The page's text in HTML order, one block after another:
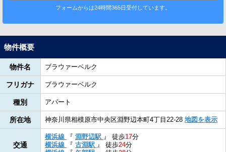
フォームからは24時間365日受付しています。
物件概要
物件名 ブラウァーベルク
フリガナ ブラウァーベルク
種別 アパート
所在地 神奈川県相模原市中央区淵野辺本町4丁目22-28 地図を表示
交通
横浜線 『 淵野辺駅 』 徒歩17分
横浜線
『 古淵駅 』 徒歩24分